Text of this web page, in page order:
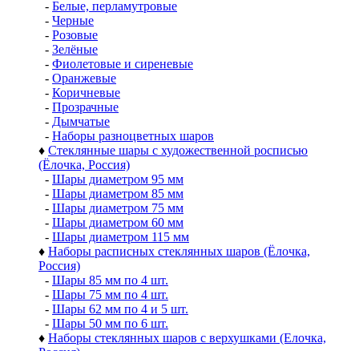
- Белые, перламутровые
- Черные
- Розовые
- Зелёные
- Фиолетовые и сиреневые
- Оранжевые
- Коричневые
- Прозрачные
- Дымчатые
- Наборы разноцветных шаров
♦ Стеклянные шары с художественной росписью
(Ёлочка, Россия)
- Шары диаметром 95 мм
- Шары диаметром 85 мм
- Шары диаметром 75 мм
- Шары диаметром 60 мм
- Шары диаметром 115 мм
♦ Наборы расписных стеклянных шаров (Ёлочка,
Россия)
- Шары 85 мм по 4 шт.
- Шары 75 мм по 4 шт.
- Шары 62 мм по 4 и 5 шт.
- Шары 50 мм по 6 шт.
♦ Наборы стеклянных шаров с верхушками (Елочка,